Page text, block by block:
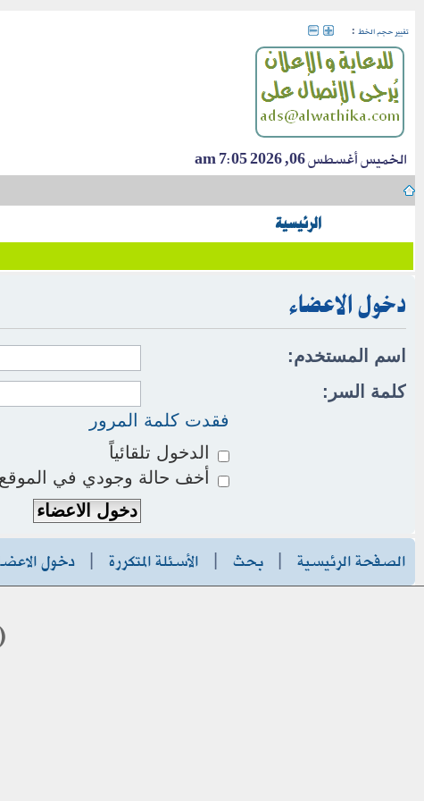
تغيير حجم الخط :
الخميس أغسطس 06, 2026 7:05 am
الرئيسية
دخول الاعضاء
اسم المستخدم:
كلمة السر:
فقدت كلمة المرور
الدخول تلقائياً
أخف حالة وجودي في
الصفحة الرئيسية | بحث | الأسئلة المتكررة | دخول
(الموقع غير مسؤول عن